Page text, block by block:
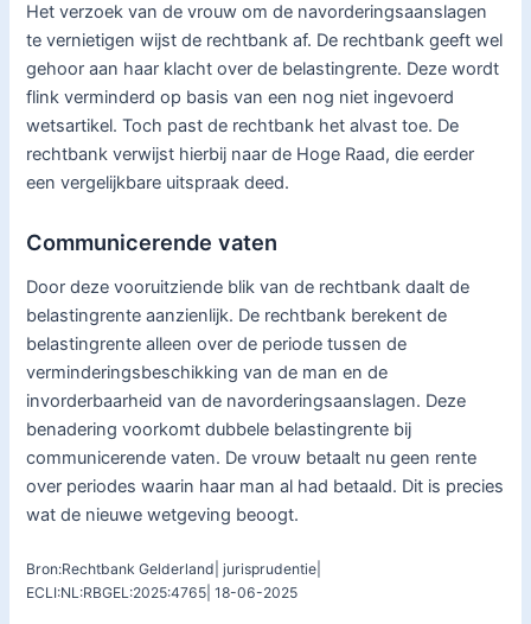
Het verzoek van de vrouw om de navorderingsaanslagen
te vernietigen wijst de rechtbank af. De rechtbank geeft wel
gehoor aan haar klacht over de belastingrente. Deze wordt
flink verminderd op basis van een nog niet ingevoerd
wetsartikel. Toch past de rechtbank het alvast toe. De
rechtbank verwijst hierbij naar de Hoge Raad, die eerder
een vergelijkbare uitspraak deed.
Communicerende vaten
Door deze vooruitziende blik van de rechtbank daalt de
belastingrente aanzienlijk. De rechtbank berekent de
belastingrente alleen over de periode tussen de
verminderingsbeschikking van de man en de
invorderbaarheid van de navorderingsaanslagen. Deze
benadering voorkomt dubbele belastingrente bij
communicerende vaten. De vrouw betaalt nu geen rente
over periodes waarin haar man al had betaald. Dit is precies
wat de nieuwe wetgeving beoogt.
Bron:Rechtbank Gelderland| jurisprudentie|
ECLI:NL:RBGEL:2025:4765| 18-06-2025